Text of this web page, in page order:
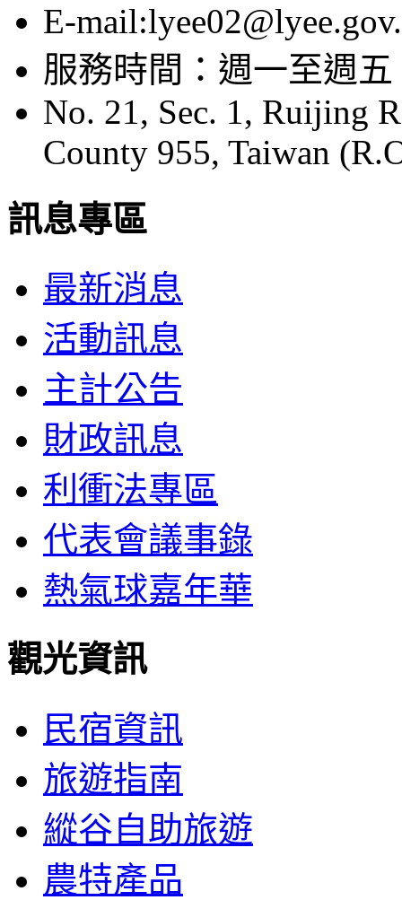
E-
服務時間：週一至週五
No. 21, Sec. 1, Ruijing
County 955, Taiwan
訊息專區
最新消息
活動訊息
主計公告
財政訊息
利衝法專區
代表會議事錄
熱氣球嘉年華
觀光資訊
民宿資訊
旅遊指南
縱谷自助旅遊
農特產品